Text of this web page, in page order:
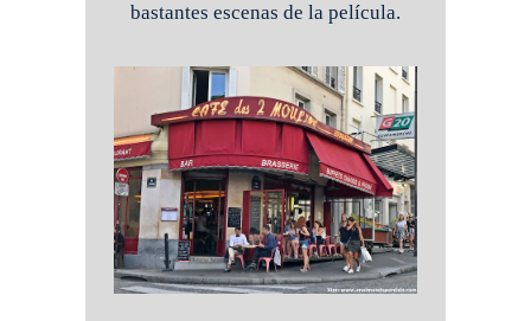
bastantes escenas de la película.